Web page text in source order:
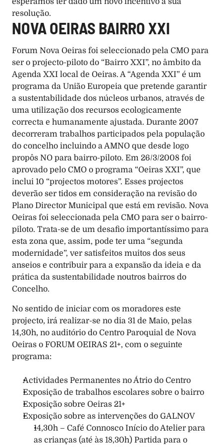
resolução.
NOVA OEIRAS BAIRRO XXI
Forum Nova Oeiras foi seleccionado pela CMO para
ser o projecto-piloto do “Bairro XXI”, no âmbito da
Agenda XXI local de Oeiras. A “Agenda XXI” é um
programa da União Europeia que pretende garantir
a sustentabilidade dos núcleos urbanos, através de
uma utilização dos recursos ecologicamente
correcta e humanamente ajustada. Durante 2007
decorreram trabalhos participados pela população
do concelho incluindo a AMNO que desde logo
propôs NO para bairro-piloto. Em 26/3/2008 foi
aprovado pelo CMO o programa “Oeiras XXI”, que
inclui 10 “projectos motores”. Esses projectos
deverão ser tidos em consideração na revisão do
Plano Director Municipal que está em revisão. Nova
Oeiras foi seleccionada pela CMO para ser o bairro-
piloto. Trata-se de um desafio importantíssimo para
esta zona que, assim, pode ter uma “segunda
modernidade”, ver satisfeitos muitos dos seus
anseios e contribuir para a expansão da ideia e da
prática da sustentabilidade noutros bairros do
Concelho.
No sentido de iniciar com os moradores este
projecto, irá realizar-se no dia 31 de Maio, pelas
14,30h, no auditório do Centro Paroquial de Nova
Oeiras o FORUM OEIRAS 21+, com o seguinte
programa:
Actividades Permanentes no Átrio do Centro
Exposição de trabalhos escolares sobre o bairro
Exposição sobre Oeiras 21+
Exposição sobre as intervenções do GALNOV
14,30h – Café Connosco Início do Atelier para
as crianças (até às 18,30h) Partida para o